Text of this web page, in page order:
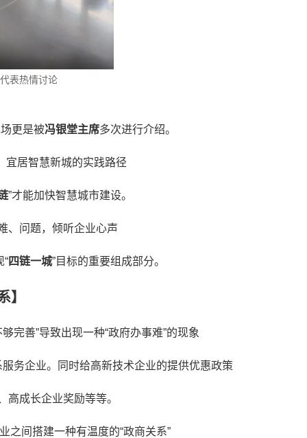
表热情讨论
更是被冯银堂主席多次进行介绍。
宜居智慧新城的实践路径
”才能加快智慧城市建设。
、问题，倾听企业心声
“四链一城”目标的重要组成部分。
】
完善”导致出现一种“政府办事难”的现象
务企业。同时给高新技术企业的提供优惠政策
成长企业奖励等等。
之间搭建一种有温度的“政商关系”